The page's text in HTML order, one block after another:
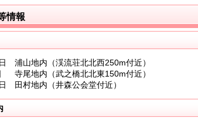
情報
浦山地内（渓流荘北北西250m付近）
寺尾地内（武之橋北北東150m付近）
田村地内（井森公会堂付近）